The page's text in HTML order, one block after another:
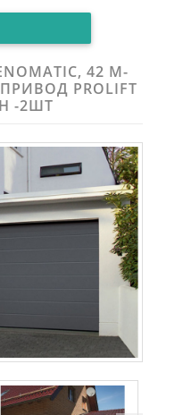
42 М-
PROLIFT
-2ШТ